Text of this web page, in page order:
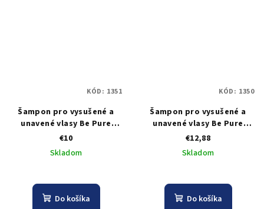
Šampon pro vysušené a
unavené vlasy Be Pure
Nourishing Shampoo - 500
ml
€10
Skladom
Do košíka
KÓD: 1351
Šampon pro vysušené a
unavené vlasy Be Pure
Nourishing Shampoo - 1000
ml
€12,88
Skladom
Do košíka
KÓD: 1350